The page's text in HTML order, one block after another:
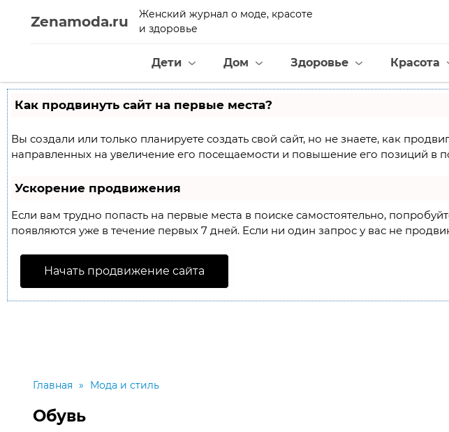
Zenamoda.ru
Женский журнал о моде, красоте
и здоровье
Дети Дом Здоровье Красота
Как продвинуть сайт на первые места?
Вы создали или только планируете создать свой сайт, но не знаете, как
направленных на увеличение его посещаемости и повышение его позиций в
Ускорение продвижения
Если вам трудно попасть на первые места в поиске самостоятельно,
появляются уже в течение первых 7 дней. Если ни один запрос у вас не
Начать продвижение сайта
Главная » Мода и стиль
Обувь